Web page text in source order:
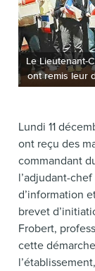
Le Lieutenant-
ont remis leur
Lundi 11
ont reçu des
commandant
l’adjudant-
d’information
brevet
Frobert,
cette